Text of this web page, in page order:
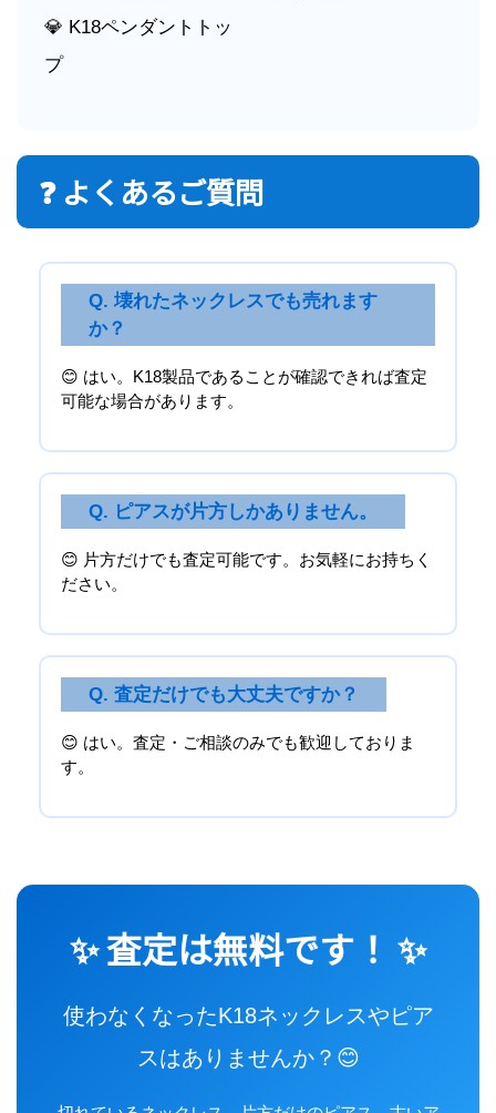
💎 K18ペンダントトッ
プ
❓ よくあるご質問
Q. 壊れたネックレスでも売れます
か？
😊 はい。K18製品であることが確認できれば査定
可能な場合があります。
Q. ピアスが片方しかありません。
😊 片方だけでも査定可能です。お気軽にお持ちく
ださい。
Q. 査定だけでも大丈夫ですか？
😊 はい。査定・ご相談のみでも歓迎しておりま
す。
✨ 査定は無料です！ ✨
使わなくなったK18ネックレスやピア
スはありませんか？😊